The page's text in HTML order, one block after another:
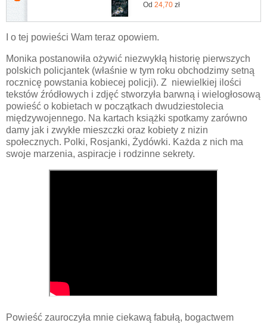
Od 24,70 zł
I o tej powieści Wam teraz opowiem.
Monika postanowiła ożywić niezwykłą historię pierwszych
polskich policjantek (właśnie w tym roku obchodzimy setną
rocznicę powstania kobiecej policji). Z niewielkiej ilości
tekstów źródłowych i zdjęć stworzyła barwną i wielogłosową
powieść o kobietach w początkach dwudziestolecia
międzywojennego. Na kartach książki spotkamy zarówno
damy jak i zwykłe mieszczki oraz kobiety z nizin
społecznych. Polki, Rosjanki, Żydówki. Każda z nich ma
swoje marzenia, aspiracje i rodzinne sekrety.
Powieść zauroczyła mnie ciekawą fabułą, bogactwem